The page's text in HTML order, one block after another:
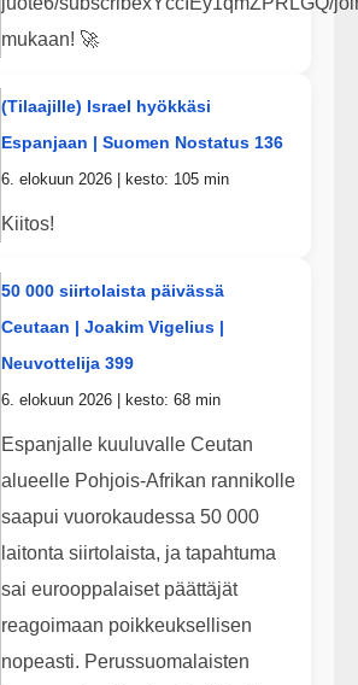
mukaan! 🚀
(Tilaajille) Israel hyökkäsi
Espanjaan | Suomen Nostatus 136
6. elokuun 2026 | kesto: 105 min
Kiitos!
50 000 siirtolaista päivässä
Ceutaan | Joakim Vigelius |
Neuvottelija 399
6. elokuun 2026 | kesto: 68 min
Espanjalle kuuluvalle Ceutan
alueelle Pohjois-Afrikan rannikolle
saapui vuorokaudessa 50 000
laitonta siirtolaista, ja tapahtuma
sai eurooppalaiset päättäjät
reagoimaan poikkeuksellisen
nopeasti. Perussuomalaisten